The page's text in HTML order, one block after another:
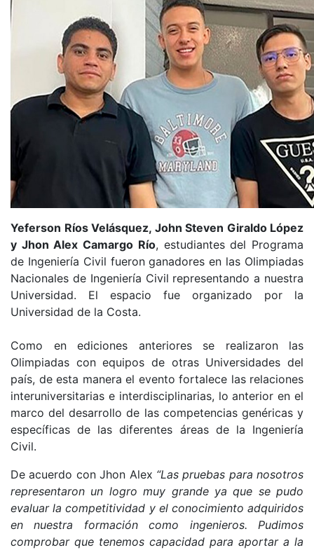
Yeferson Ríos Velásquez, John Steven Giraldo López
y Jhon Alex Camargo Río, estudiantes del Programa
de Ingeniería Civil fueron ganadores en las Olimpiadas
Nacionales de Ingeniería Civil representando a nuestra
Universidad. El espacio fue organizado por la
Universidad de la Costa.
Como en ediciones anteriores se realizaron las
Olimpiadas con equipos de otras Universidades del
país, de esta manera el evento fortalece las relaciones
interuniversitarias e interdisciplinarias, lo anterior en el
marco del desarrollo de las competencias genéricas y
específicas de las diferentes áreas de la Ingeniería
Civil.
De acuerdo con Jhon Alex “Las pruebas para nosotros
representaron un logro muy grande ya que se pudo
evaluar la competitividad y el conocimiento adquiridos
en nuestra formación como ingenieros. Pudimos
comprobar que tenemos capacidad para aportar a la